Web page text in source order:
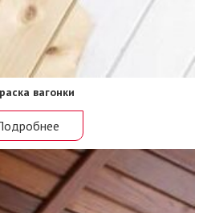
вагонки